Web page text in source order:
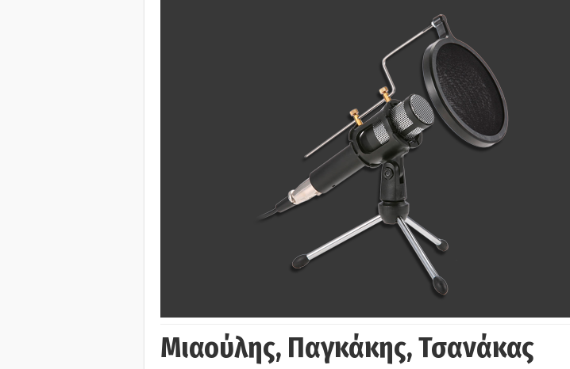
Μιαούλης, Παγκάκης, Τσανάκας